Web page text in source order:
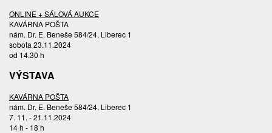
ONLINE + SÁLOVÁ AUKCE
KAVÁRNA POŠTA
nám. Dr. E. Beneše 584/24, Liberec 1
sobota 23.11.2024
od 14.30 h
VÝSTAVA
KAVÁRNA POŠTA
nám. Dr. E. Beneše 584/24, Liberec 1
7. 11. - 21.11.2024
14 h - 18 h